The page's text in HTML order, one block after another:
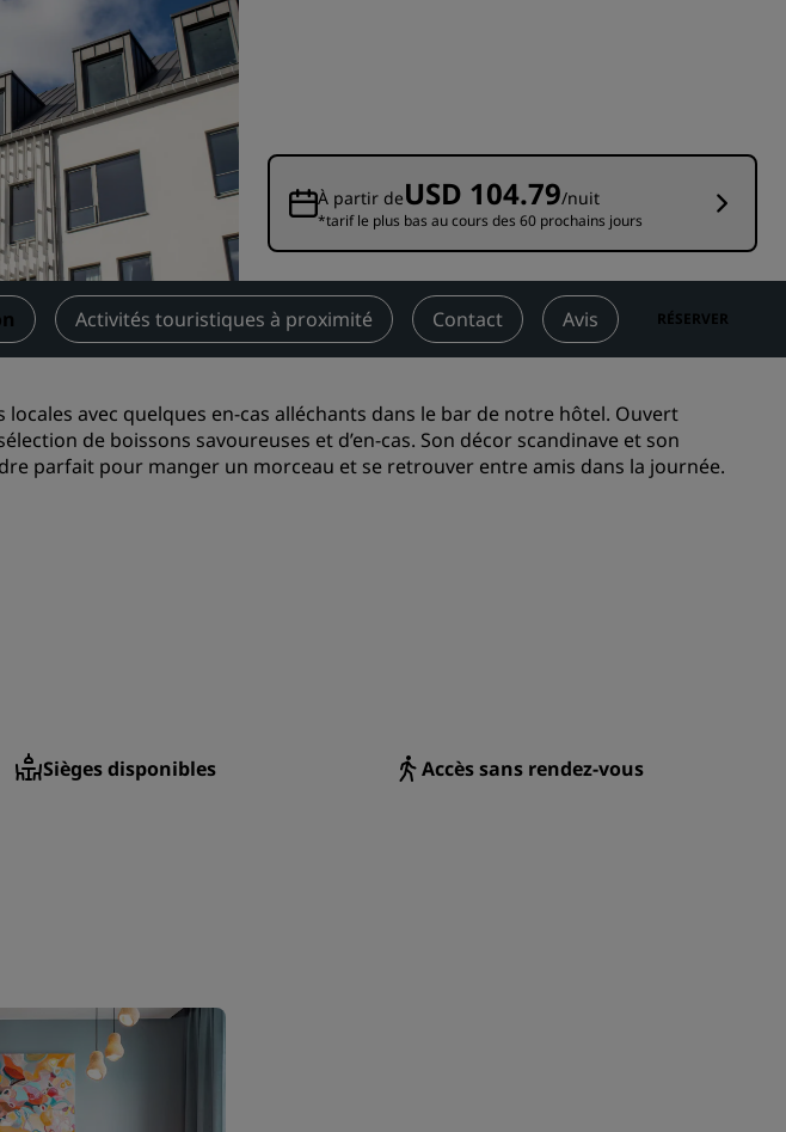
Pour les événements
Solutions d’entreprise
Rechercher des vols
Rechercher des vols
Restaurants
Rechercher un restaurant
Services numériques
Application Radisson Hotels
Hôtels du centre-ville
Consultez notre blog
Radisson Rewards
Découvrez Radisson Rewards
Avantages
Comment gagner des points
Bookers et Planners
À partir deUSD 104.79/nuit
*tarif le plus bas au cours des 60 prochains jours
Activités touristiques à proximité Contact Avis RÉSERVER
avec quelques en-cas alléchants dans le bar de notre hôtel. Ouvert
de boissons savoureuses et d’en-cas. Son décor scandinave et son
parfait pour manger un morceau et se retrouver entre amis dans la journée.
Sièges disponibles Accès sans rendez-vous